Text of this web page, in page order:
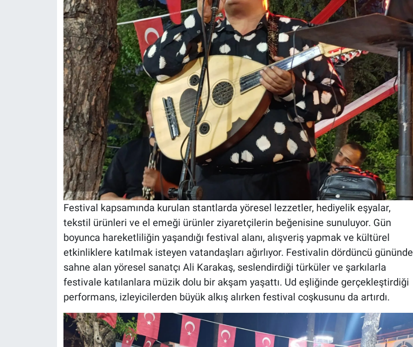
Festival kapsamında kurulan stantlarda yöresel lezzetler, hediyelik eşyalar,
tekstil ürünleri ve el emeği ürünler ziyaretçilerin beğenisine sunuluyor. Gün
boyunca hareketliliğin yaşandığı festival alanı, alışveriş yapmak ve kültürel
etkinliklere katılmak isteyen vatandaşları ağırlıyor. Festivalin dördüncü gününde
sahne alan yöresel sanatçı Ali Karakaş, seslendirdiği türküler ve şarkılarla
festivale katılanlara müzik dolu bir akşam yaşattı. Ud eşliğinde gerçekleştirdiği
performans, izleyicilerden büyük alkış alırken festival coşkusunu da artırdı.